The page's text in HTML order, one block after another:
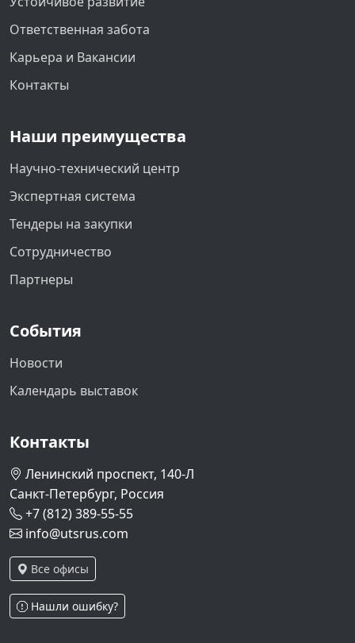
Ответственная забота
Карьера и Вакансии
Контакты
Наши преимущества
Научно-технический центр
Экспертная система
Тендеры на закупки
Сотрудничество
Партнеры
События
Новости
Календарь выставок
Контакты
Ленинский проспект, 140-Л
Санкт-Петербург, Россия
+7 (812) 389-55-55
info@utsrus.com
Все офисы
Нашли ошибку?